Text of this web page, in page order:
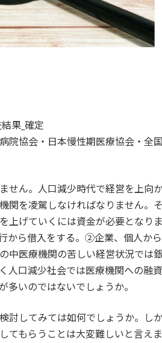
果_確定
院協会・日本慢性期医療協会・全
せん。人口減少時代で経営を上向
関を凌駕しなければなりません。
上げていくには資金が必要となりま
から借入をする。②企業、個人か
中医療機関の苦しい経営状況では
人口減少社会では医療機関への融
いのではないでしょうか。
討してみては如何でしょうか。し
てもらうことは大変難しいと言えま